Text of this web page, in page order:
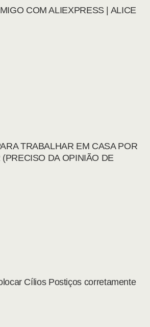
COM ALIEXPRESS | ALICE
TRABALHAR EM CASA POR
DA OPINIÃO DE
Cílios Postiços corretamente